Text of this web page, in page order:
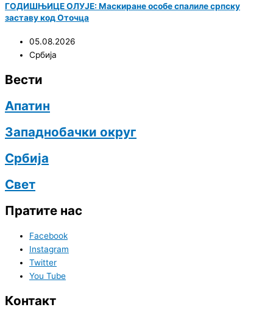
ГОДИШЊИЦЕ ОЛУЈЕ: Маскиране особе спалиле српску
заставу код Оточца
05.08.2026
Србија
Вести
Апатин
Западнобачки округ
Србија
Свет
Пратите нас
Facebook
Instagram
Twitter
You Tube
Контакт